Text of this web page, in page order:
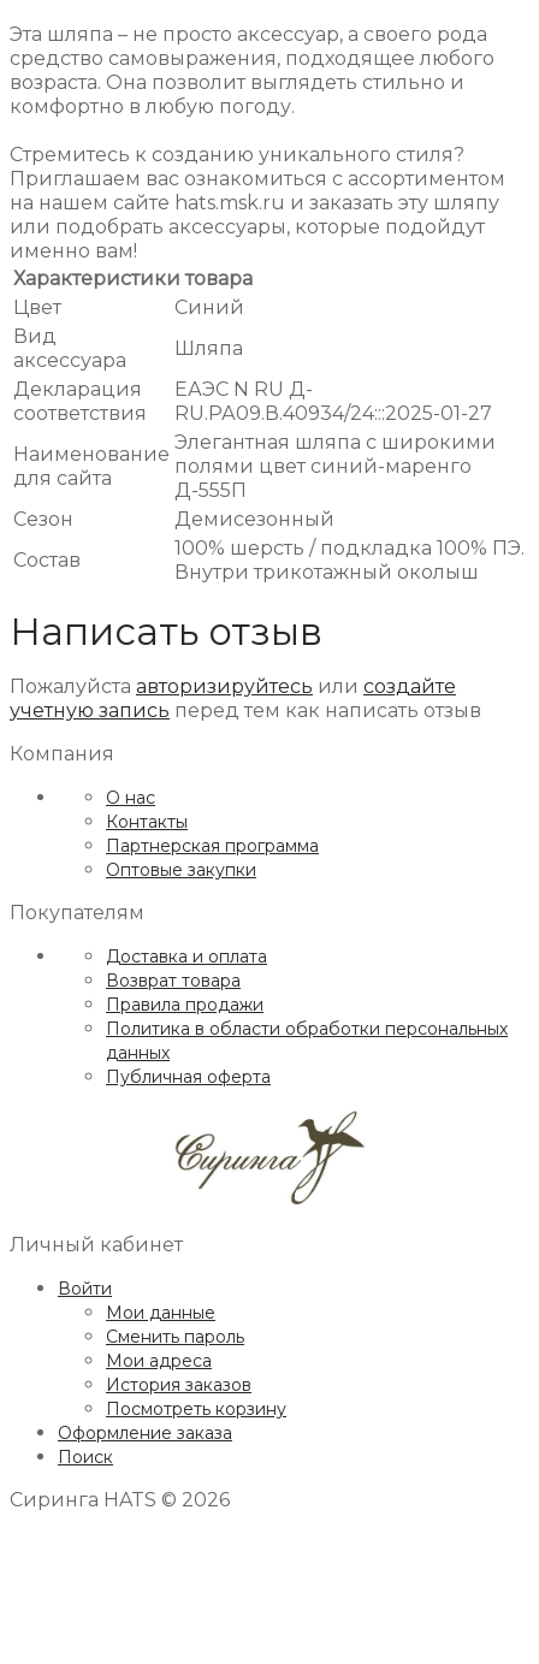
Эта шляпа – не просто аксессуар, а своего рода
средство самовыражения, подходящее любого
возраста. Она позволит выглядеть стильно и
комфортно в любую погоду.
Стремитесь к созданию уникального стиля?
Приглашаем вас ознакомиться с ассортиментом
на нашем сайте hats.msk.ru и заказать эту шляпу
или подобрать аксессуары, которые подойдут
именно вам!
Характеристики товара
Цвет
Синий
Вид
аксессуара
Шляпа
Декларация
соответствия
ЕАЭС N RU Д-
RU.РА09.В.40934/24:::2025-01-27
Наименование
для сайта
Элегантная шляпа с широкими
полями цвет синий-маренго
Д-555П
Сезон
Демисезонный
Состав
100% шерсть / подкладка 100% ПЭ.
Внутри трикотажный околыш
Написать отзыв
Пожалуйста авторизируйтесь или создайте
учетную запись перед тем как написать отзыв
Компания
О нас
Контакты
Партнерская программа
Оптовые закупки
Покупателям
Доставка и оплата
Возврат товара
Правила продажи
Политика в области обработки персональных
данных
Публичная оферта
Личный кабинет
Войти
Мои данные
Сменить пароль
Мои адреса
История заказов
Посмотреть корзину
Оформление заказа
Поиск
Сиринга HATS © 2026